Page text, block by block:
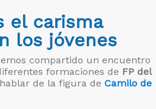
el carisma
los jóvenes
compartido un encuentro
formaciones de FP del
de la figura de Camilo de